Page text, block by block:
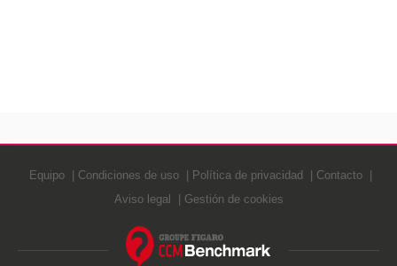
Equipo Condiciones de uso Política de privacidad
Contacto
Aviso legal
Gestión de cookies